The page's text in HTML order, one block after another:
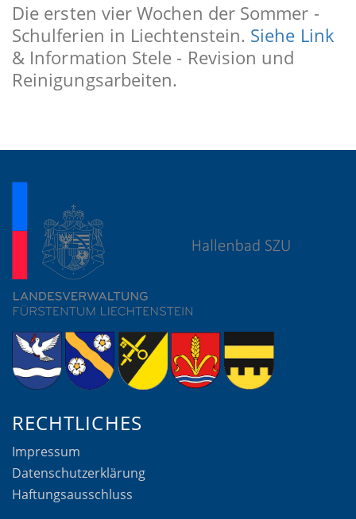
Die ersten vier Wochen der Sommer -
Schulferien in Liechtenstein. Siehe Link
& Information Stele - Revision und
Reinigungsarbeiten.
RECHTLICHES
Impressum
Datenschutzerklärung
Haftungsausschluss